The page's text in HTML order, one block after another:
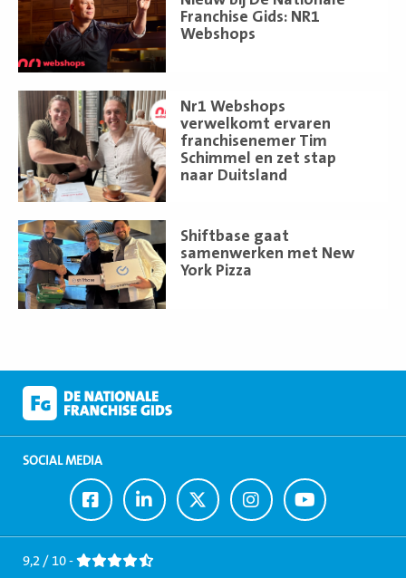
Franchise Gids: NR1
Webshops
meer
Nr1 Webshops
verwelkomt ervaren
franchisenemer Tim
Schimmel en zet stap
naar Duitsland
meer
Shiftbase gaat
samenwerken met New
York Pizza
Lees
meer
SOCIAL MEDIA
Ga
naar
Facebook
Ga
naar
LinkedIn
Ga
naar
Twitter
Ga
naar
Instagram
Ga
naar
Youtube
9,2 / 10 -